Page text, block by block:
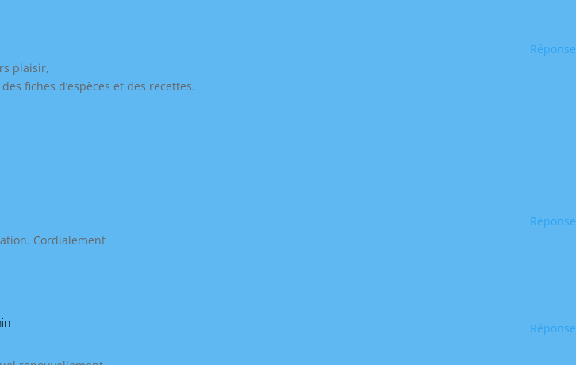
plaisir,
fiches d’espèces et des recettes.
Réponse
Cordialement
Réponse
Réponse